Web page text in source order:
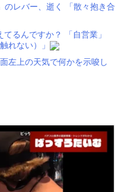
のレバー、逝く 「散々抱き合
るんですか？ 「自営業」
れない）」
左上の天気で何かを示唆し